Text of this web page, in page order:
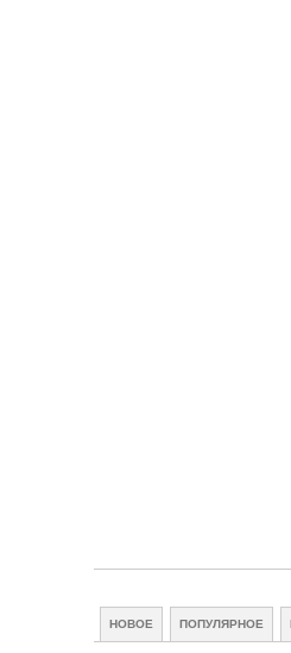
НОВОЕ ПОПУЛЯРНОЕ